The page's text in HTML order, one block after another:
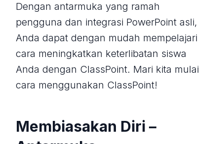
Dengan antarmuka yang ramah
pengguna dan integrasi PowerPoint asli,
Anda dapat dengan mudah mempelajari
cara meningkatkan keterlibatan siswa
Anda dengan ClassPoint. Mari kita mulai
cara menggunakan ClassPoint!
Membiasakan Diri –